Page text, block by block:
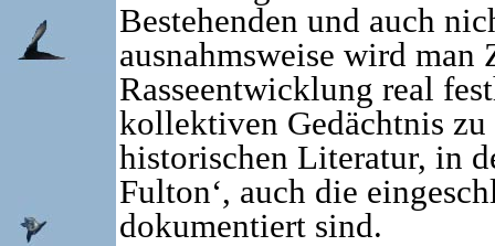
Bestehenden und auch
ausnahmsweise wird man
Rasseentwicklung real
kollektiven Gedächtnis
historischen Literatur, in
Fulton‘, auch die
dokumentiert sind.